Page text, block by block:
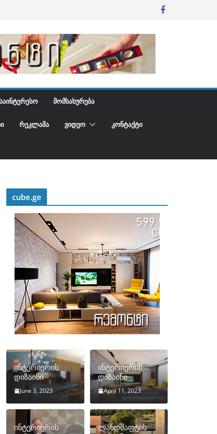
ᲡᲐᲘᲜᲢᲔᲠᲔᲡᲝ ᲛᲝᲛᲡᲐᲮᲣᲠᲔᲑᲐ
ᲠᲔᲙᲚᲐᲛᲐ ᲕᲘᲓᲔᲝ ᲙᲝᲜᲢᲐᲥᲢᲘ
cube.ge
ინტერიერის
დიზაინი
June 3, 2023
ინტერიერის
დიზაინი
April 11, 2023
ინტერიერის
ლანდშაფტის